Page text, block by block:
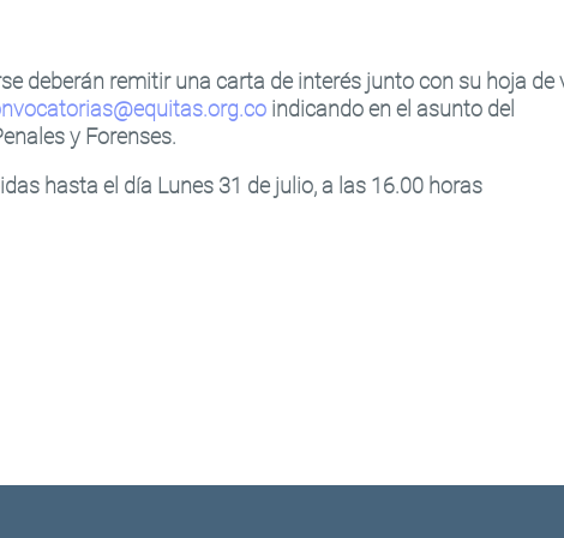
deberán remitir una carta de interés junto con su hoja de
indicando en el asunto del
y Forenses.
hasta el día Lunes 31 de julio, a las 16.00 horas